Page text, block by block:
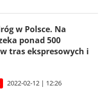
w Polsce. Na
ponad 500
tras ekspresowych i
2022-02-12 | 12:26